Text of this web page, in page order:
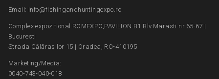
Email: info@fishingandhuntingexpo.ro
Complex expozitional ROMEXPO,PAVILION B1,Blv.Marasti nr.65-67 |
Bucuresti
Strada Călărașilor 15 | Oradea, RO-410195
Marketing/Media:
0040-743-040-018